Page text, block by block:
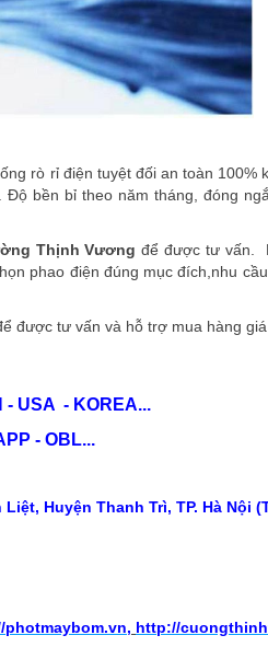
rò rỉ điện tuyệt đối an toàn 100%
bền bỉ theo năm tháng, đóng
Thịnh Vương để được tư vấn.
phao điện đúng mục đích,nhu
được tư vấn và hỗ trợ mua hàng giá
- USA - KOREA...
- OBL...
Huyện Thanh Trì, TP. Hà Nội
photmaybom.vn, http://